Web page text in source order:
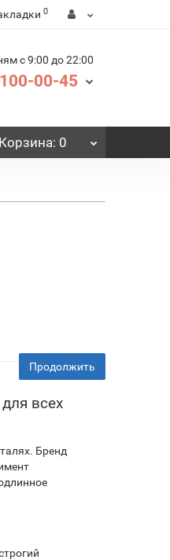
0
с 9:00 до 22:00
100-00-45
Корзина: 0
Продолжить
всех
Бренд